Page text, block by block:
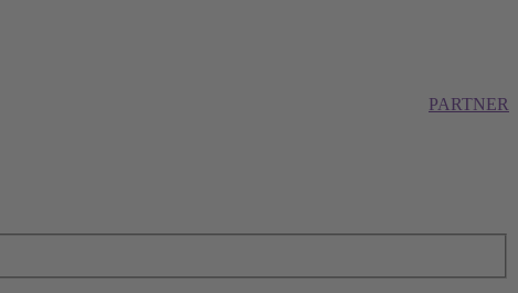
PARTNER